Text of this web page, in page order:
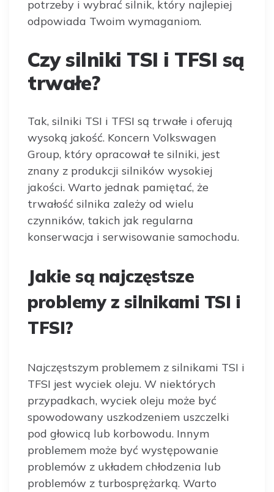
potrzeby i wybrać silnik, który najlepiej
odpowiada Twoim wymaganiom.
Czy silniki TSI i TFSI są
trwałe?
Tak, silniki TSI i TFSI są trwałe i oferują
wysoką jakość. Koncern Volkswagen
Group, który opracował te silniki, jest
znany z produkcji silników wysokiej
jakości. Warto jednak pamiętać, że
trwałość silnika zależy od wielu
czynników, takich jak regularna
konserwacja i serwisowanie samochodu.
Jakie są najczęstsze
problemy z silnikami TSI i
TFSI?
Najczęstszym problemem z silnikami TSI i
TFSI jest wyciek oleju. W niektórych
przypadkach, wyciek oleju może być
spowodowany uszkodzeniem uszczelki
pod głowicą lub korbowodu. Innym
problemem może być występowanie
problemów z układem chłodzenia lub
problemów z turbosprężarką. Warto